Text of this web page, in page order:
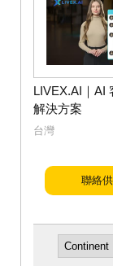
LIVEX.AI｜AI
解決方案
台灣
聯絡